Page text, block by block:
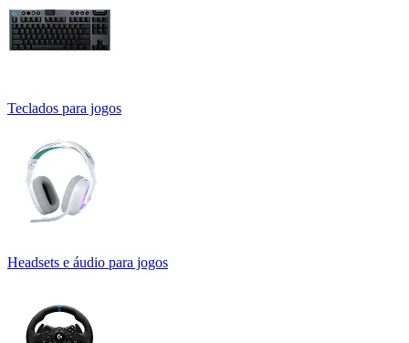
Teclados para jogos
Headsets e áudio para jogos